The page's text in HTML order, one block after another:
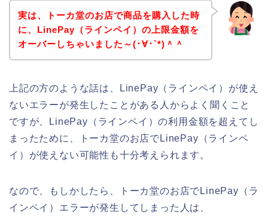
実は、トーカ堂のお店で商品を購入した時
に、LinePay（ラインペイ）の上限金額を
オーバーしちゃいました～(･∀･`*)＾＾
上記の方のような話は、LinePay（ラインペイ）が使え
ないエラーが発生したことがある人からよく聞くこと
ですが、LinePay（ラインペイ）の利用金額を超えてし
まったために、トーカ堂のお店でLinePay（ラインペ
イ）が使えない可能性も十分考えられます。
なので、もしかしたら、トーカ堂のお店でLinePay（ラ
インペイ）エラーが発生してしまった人は、